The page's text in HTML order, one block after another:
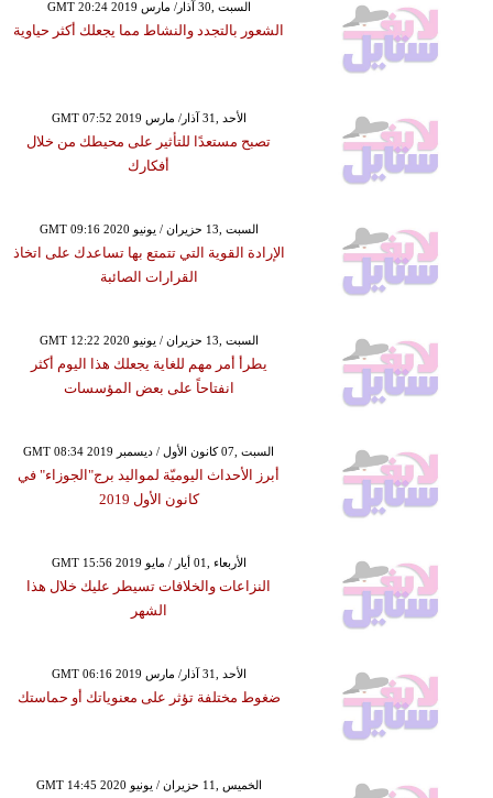
GMT 20:24 2019 السبت ,30 آذار/ مارس
الشعور بالتجدد والنشاط مما يجعلك أكثر حياوية
GMT 07:52 2019 الأحد ,31 آذار/ مارس
تصبح مستعدًا للتأثير على محيطك من خلال
أفكارك
GMT 09:16 2020 السبت ,13 حزيران / يونيو
الإرادة القوية التي تتمتع بها تساعدك على اتخاذ
القرارات الصائبة
GMT 12:22 2020 السبت ,13 حزيران / يونيو
يطرأ أمر مهم للغاية يجعلك هذا اليوم أكثر
انفتاحاً على بعض المؤسسات
GMT 08:34 2019 السبت ,07 كانون الأول / ديسمبر
أبرز الأحداث اليوميّة لمواليد برج"الجوزاء" في
كانون الأول 2019
GMT 15:56 2019 الأربعاء ,01 أيار / مايو
النزاعات والخلافات تسيطر عليك خلال هذا
الشهر
GMT 06:16 2019 الأحد ,31 آذار/ مارس
ضغوط مختلفة تؤثر على معنوياتك أو حماستك
GMT 14:45 2020 الخميس ,11 حزيران / يونيو